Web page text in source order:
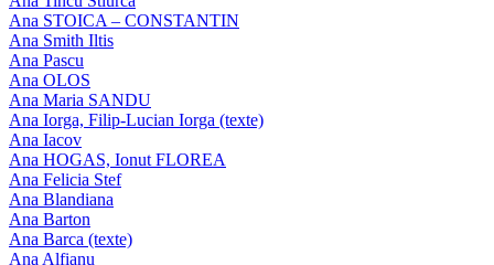
Ana STOICA – CONSTANTIN
Ana Smith Iltis
Ana Pascu
Ana OLOS
Ana Maria SANDU
Ana Iorga, Filip-Lucian Iorga (texte)
Ana Iacov
Ana HOGAS, Ionut FLOREA
Ana Felicia Stef
Ana Blandiana
Ana Barton
Ana Barca (texte)
Ana Alfianu